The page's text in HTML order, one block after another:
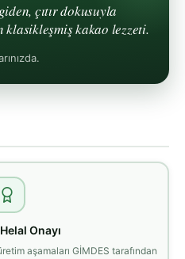
çıtır dokusuyla
klasikleşmiş kakao lezzeti.
Onayı
aşamaları GİMDES tarafından